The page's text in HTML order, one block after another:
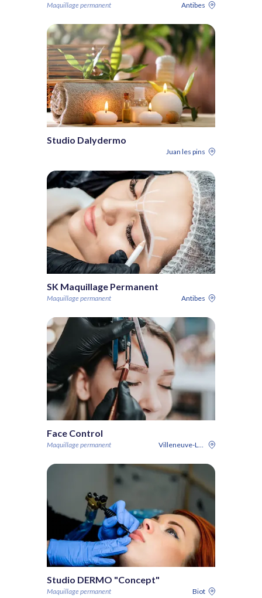
Maquillage permanent Antibes
Studio Dalydermo
Juan les pins
SK Maquillage Permanent
Maquillage permanent Antibes
Face Control
Maquillage permanent Villeneuve-Loubet
Studio DERMO "Concept"
Maquillage permanent Biot